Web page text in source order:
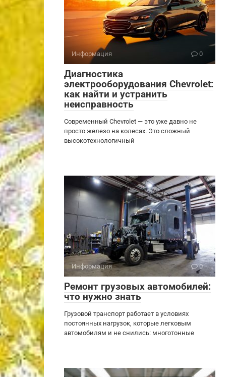
Информация 0
Диагностика
электрооборудования Chevrolet:
как найти и устранить
неисправность
Современный Chevrolet — это уже давно не
просто железо на колесах. Это сложный
высокотехнологичный
Информация 0
Ремонт грузовых автомобилей:
что нужно знать
Грузовой транспорт работает в условиях
постоянных нагрузок, которые легковым
автомобилям и не снились: многотонные